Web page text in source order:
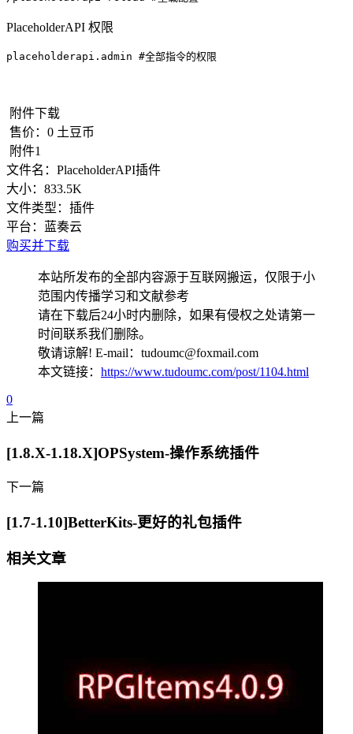
PlaceholderAPI 权限
placeholderapi.admin #全部指令的权限
附件下载
售价： 0 土豆币
附件1
文件名： PlaceholderAPI插件
大小： 833.5K
文件类型： 插件
平台：
蓝奏云
购买并下载
本站所发布的全部内容源于互联网搬运，仅限于小
范围内传播学习和文献参考
请在下载后24小时内删除，如果有侵权之处请第一
时间联系我们删除。
敬请谅解! E-mail：tudoumc@foxmail.com
本文链接： https://www.tudoumc.com/post/1104.html
0
上一篇
[1.8.X-1.18.X]OPSystem-操作系统插件
下一篇
[1.7-1.10]BetterKits-更好的礼包插件
相关文章